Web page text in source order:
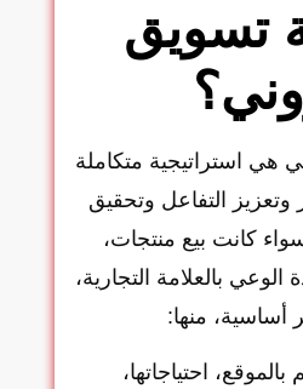
تسويق
هي استراتيجية متكاملة
وتعزيز التفاعل وتحقيق
كانت بيع منتجات،
بالعلامة التجارية،
منها:
احتياجاتها،